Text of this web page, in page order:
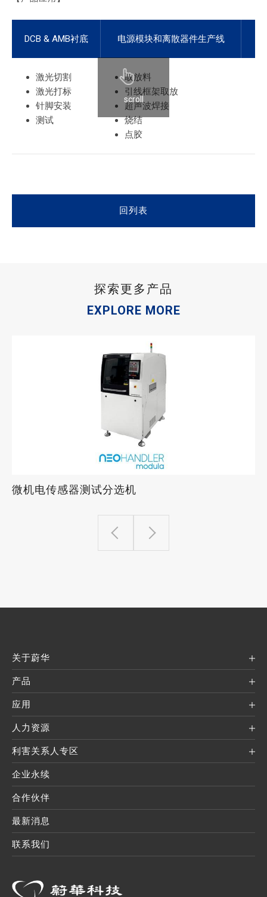
scroll
DCB & AMB衬底 电源模块和离散器件生产线
激光切割
激光打标
针脚安装
测试
取放料
引线框架取放
超声波焊接
烧结
点胶
回列表
探索更多产品
EXPLORE MORE
微机电传感器测试分选机
关于蔚华
产品
应用
人力资源
利害关系人专区
企业永续
合作伙伴
最新消息
联系我们